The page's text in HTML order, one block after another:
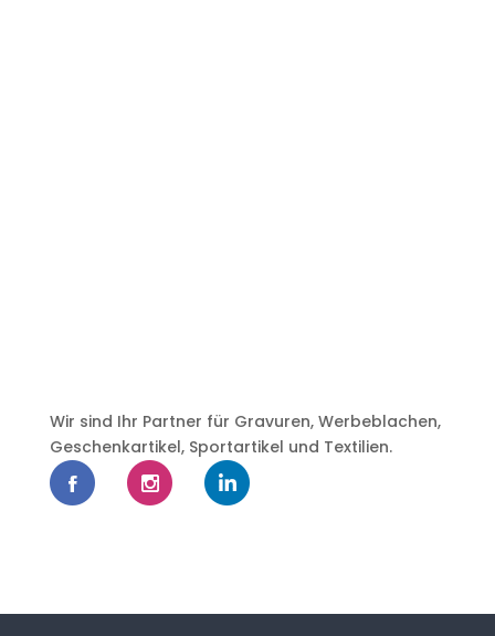
Wir sind Ihr Partner für Gravuren, Werbeblachen,
Geschenkartikel, Sportartikel und Textilien.